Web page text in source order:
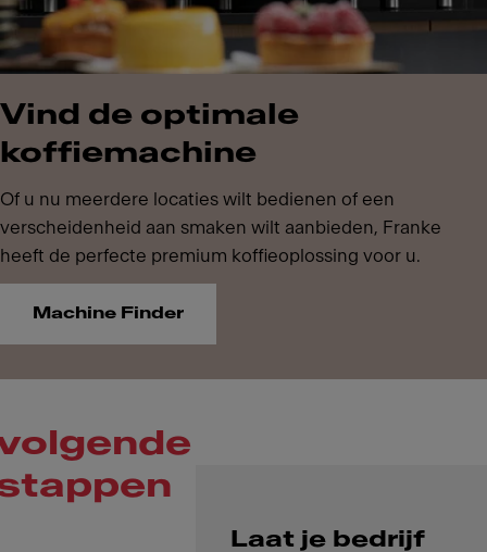
Vind de optimale
koffiemachine
Of u nu meerdere locaties wilt bedienen of een
verscheidenheid aan smaken wilt aanbieden, Franke
heeft de perfecte premium koffieoplossing voor u.
Machine Finder
Laat je bedrijf